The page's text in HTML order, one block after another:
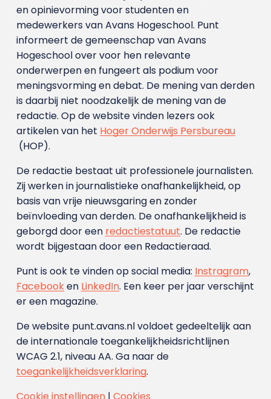
en opinievorming voor studenten en
medewerkers van Avans Hoge­school. Punt
informeert de gemeenschap van Avans
Hogeschool over voor hen relevante
onderwerpen en fungeert als podium voor
meningsvorming en debat. De mening van derden
is daarbij niet noodzakelijk de mening van de
redactie. Op de website vinden lezers ook
artikelen van het Hoger Onderwijs Persbureau
(HOP).
De redactie bestaat uit professionele journalisten.
Zij werken in journalistieke onafhankelijkheid, op
basis van vrije nieuwsgaring en zonder
beïnvloeding van derden. De onafhankelijkheid is
geborgd door een redactiestatuut. De redactie
wordt bijgestaan door een Redactieraad.
Punt is ook te vinden op social media: Instragram,
Facebooken LinkedIn. Een keer per jaar verschijnt
er een magazine.
De website punt.avans.nl voldoet gedeeltelijk aan
de internationale toegankelijkheidsrichtlijnen
WCAG 2.1, niveau AA. Ga naar de
toegankelijkheidsverklaring.